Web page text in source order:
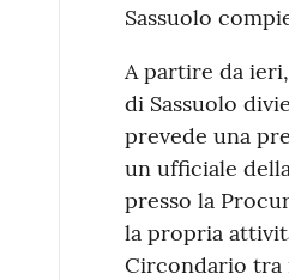
Sassuolo
A partire da
di Sassuolo
prevede una
un ufficiale
presso la
la propria
Circondario tra